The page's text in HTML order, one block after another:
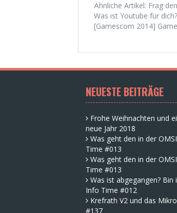
Ähnliche Artikel: Frag
Was ist Youtube für
[Gamescom 2014]
NEUESTE BEITRÄGE
Frohe Weihnachten und
neue Jahr 2018
Was geht den in der
Time #013
Was geht den in der
Time #013
Was ist abgegangen? Bin
Info Time #012
Krefrath V2 und das
#137